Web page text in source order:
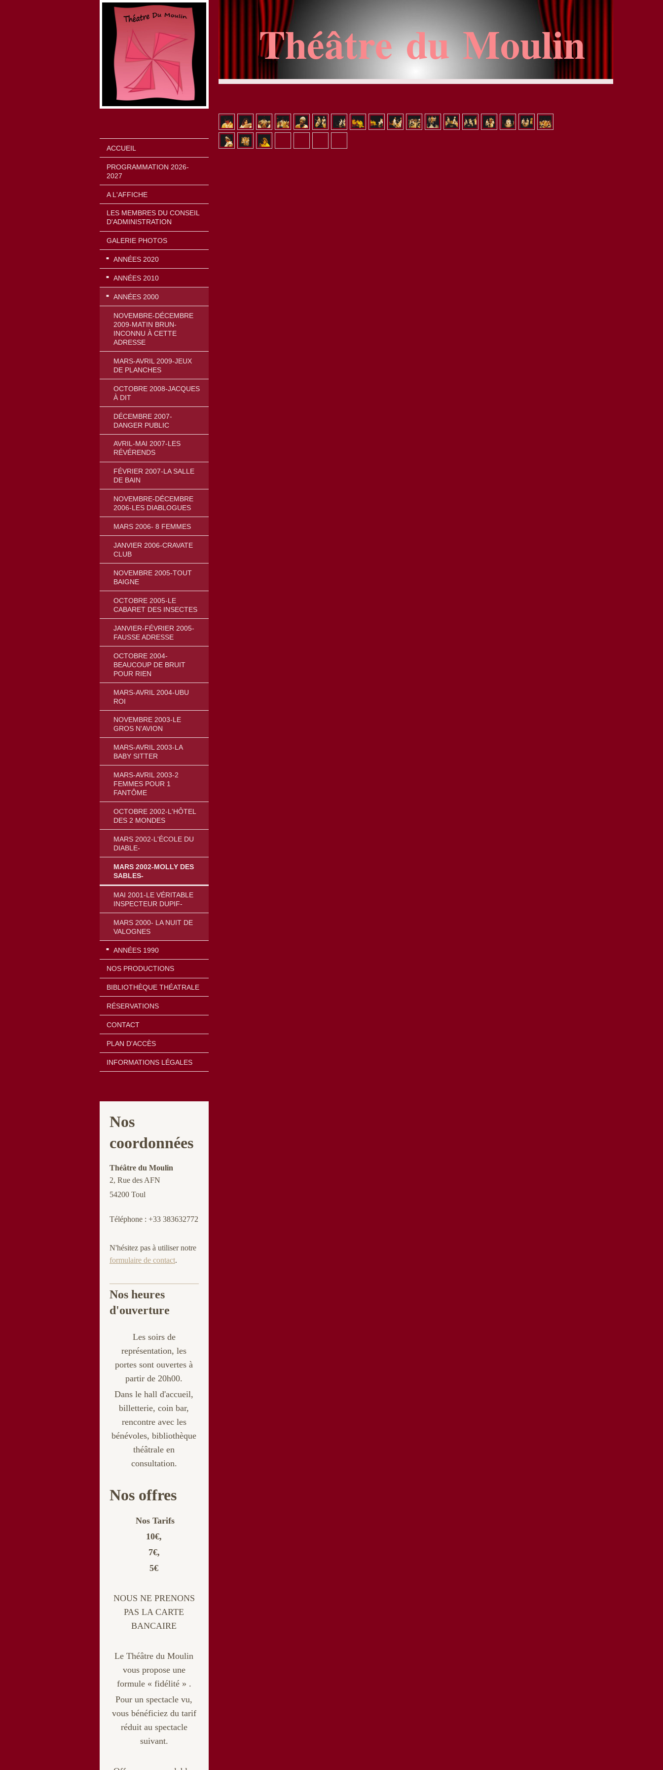
ACCUEIL
PROGRAMMATION 2026-
2027
A L'AFFICHE
LES MEMBRES DU CONSEIL
D'ADMINISTRATION
GALERIE PHOTOS
ANNÉES 2020
ANNÉES 2010
ANNÉES 2000
NOVEMBRE-DÉCEMBRE
2009-MATIN BRUN-
INCONNU À CETTE
ADRESSE
MARS-AVRIL 2009-JEUX
DE PLANCHES
OCTOBRE 2008-JACQUES
À DIT
DÉCEMBRE 2007-
DANGER PUBLIC
AVRIL-MAI 2007-LES
RÉVÉRENDS
FÉVRIER 2007-LA SALLE
DE BAIN
NOVEMBRE-DÉCEMBRE
2006-LES DIABLOGUES
MARS 2006- 8 FEMMES
JANVIER 2006-CRAVATE
CLUB
NOVEMBRE 2005-TOUT
BAIGNE
OCTOBRE 2005-LE
CABARET DES INSECTES
JANVIER-FÉVRIER 2005-
FAUSSE ADRESSE
OCTOBRE 2004-
BEAUCOUP DE BRUIT
POUR RIEN
MARS-AVRIL 2004-UBU
ROI
NOVEMBRE 2003-LE
GROS N'AVION
MARS-AVRIL 2003-LA
BABY SITTER
MARS-AVRIL 2003-2
FEMMES POUR 1
FANTÔME
OCTOBRE 2002-L'HÔTEL
DES 2 MONDES
MARS 2002-L'ÉCOLE DU
DIABLE-
MARS 2002-MOLLY DES
SABLES-
MAI 2001-LE VÉRITABLE
INSPECTEUR DUPIF-
MARS 2000- LA NUIT DE
VALOGNES
ANNÉES 1990
NOS PRODUCTIONS
BIBLIOTHÈQUE THÉATRALE
RÉSERVATIONS
CONTACT
PLAN D'ACCÈS
INFORMATIONS LÉGALES
Nos
coordonnées
Théâtre du Moulin
2, Rue des AFN
54200 Toul
Téléphone : +33 383632772
N'hésitez pas à utiliser notre
formulaire de contact.
Nos heures
d'ouverture
Les soirs de
représentation, les
portes sont ouvertes à
partir de 20h00.
Dans le hall d'accueil,
billetterie, coin bar,
rencontre avec les
bénévoles, bibliothèque
théâtrale en
consultation.
Nos offres
Nos Tarifs
10€,
7€,
5€
NOUS NE PRENONS
PAS LA CARTE
BANCAIRE
Le Théâtre du Moulin
vous propose une
formule « fidélité » .
Pour un spectacle vu,
vous bénéficiez du tarif
réduit au spectacle
suivant.
Théâtre du Moulin